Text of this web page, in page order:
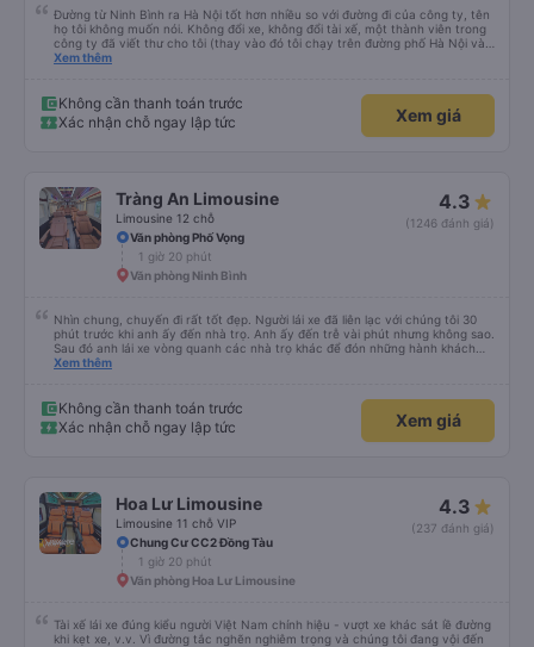
Đường từ Ninh Bình ra Hà Nội tốt hơn nhiều so với đường đi của công ty, tên
họ tôi không muốn nói. Không đổi xe, không đổi tài xế, một thành viên trong
công ty đã viết thư cho tôi (thay vào đó tôi chạy trên đường phố Hà Nội và
hỏi người dân địa phương “bạn có thể gọi tài xế không…?”. Đừng quên trả
mang theo hành lý và chỗ ngồi lên ô tô. Và tôi đánh giá cao tốc độ của xe
buýt. Tôi có hợp pháp hay không, nhưng 100 km/h vẫn tốt hơn 80. Cảm ơn
sự quan tâm của bạn và xin lỗi vì tiếng Anh của tôi không tốt (tôi chắc chắn
Xem thêm
Không cần thanh toán trước
Xác nhận chỗ ngay lập tức
Xem giá
Tràng An Limousine
Limousine 12 chỗ
4.3
(1246 đánh giá)
Văn phòng Phố Vọng
1 giờ 20 phút
Văn phòng Ninh Bình
Nhìn chung, chuyến đi rất tốt đẹp. Người lái xe đã liên lạc với chúng tôi 30
phút trước khi anh ấy đến nhà trọ. Anh ấy đến trễ vài phút nhưng không sao.
Sau đó anh lái xe vòng quanh các nhà trọ khác để đón những hành khách
khác. Sau đó anh ấy thả chúng tôi xuống văn phòng, nơi tất cả chúng tôi
thông tin để chúng tôi có chút manh mối về chuyện gì đang xảy ra.
Xem thêm
Không cần thanh toán trước
Xác nhận chỗ ngay lập tức
Xem giá
Hoa Lư Limousine
Limousine 11 chỗ VIP
4.3
(237 đánh giá)
Chung Cư CC2 Đồng Tàu
1 giờ 20 phút
Văn phòng Hoa Lư Limousine
Tài xế lái xe đúng kiểu người Việt Nam chính hiệu - vượt xe khác sát lề đường
khi kẹt xe, v.v. Vì đường tắc nghẽn nghiêm trọng và chúng tôi đang vội đến